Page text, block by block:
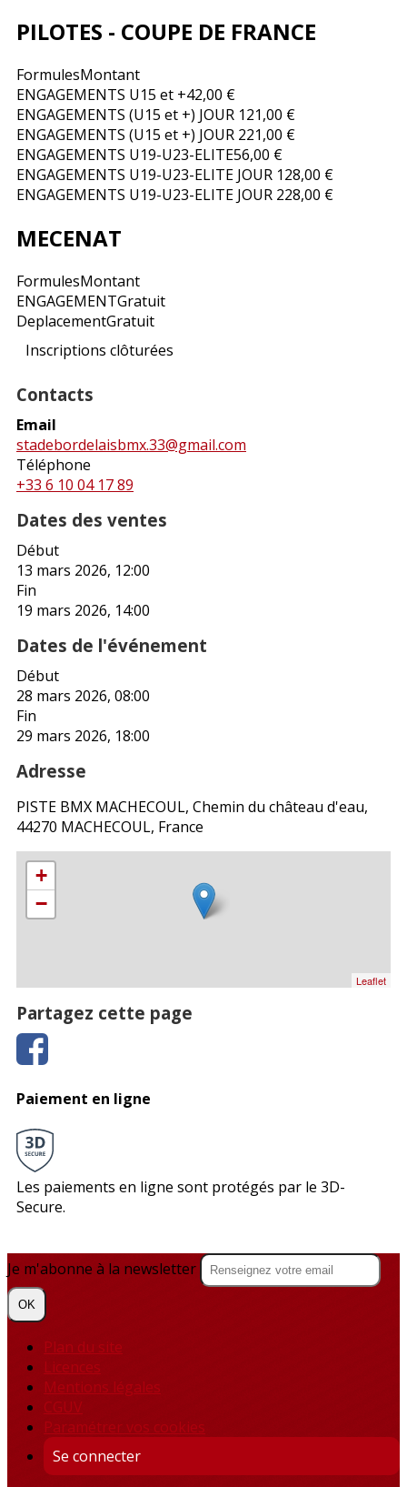
PILOTES - COUPE DE FRANCE
FormulesMontant
ENGAGEMENTS U15 et +42,00 €
ENGAGEMENTS (U15 et +) JOUR 121,00 €
ENGAGEMENTS (U15 et +) JOUR 221,00 €
ENGAGEMENTS U19-U23-ELITE56,00 €
ENGAGEMENTS U19-U23-ELITE JOUR 128,00 €
ENGAGEMENTS U19-U23-ELITE JOUR 228,00 €
MECENAT
FormulesMontant
ENGAGEMENTGratuit
DeplacementGratuit
Inscriptions clôturées
Contacts
Email
stadebordelaisbmx.33@gmail.com
Téléphone
+33 6 10 04 17 89
Dates des ventes
Début
13 mars 2026, 12:00
Fin
19 mars 2026, 14:00
Dates de l'événement
Début
28 mars 2026, 08:00
Fin
29 mars 2026, 18:00
Adresse
PISTE BMX MACHECOUL, Chemin du château d'eau,
44270 MACHECOUL, France
+
−
Leaflet
Partagez cette page
Paiement en ligne
Les paiements en ligne sont protégés par le 3D-
Secure.
Je m'abonne à la newsletter
OK
Plan du site
Licences
Mentions légales
CGUV
Paramétrer vos cookies
Se connecter